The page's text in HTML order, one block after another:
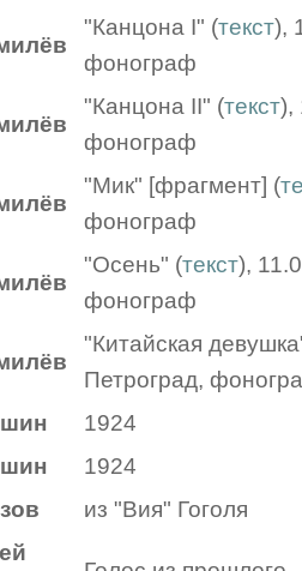
"Канцона I" (текст),
фонограф
"Канцона II" (текст),
фонограф
"Мик" [фрагмент] (
фонограф
"Осень" (текст),
фонограф
"Китайская
Петроград,
1924
1924
из "Вия" Гоголя